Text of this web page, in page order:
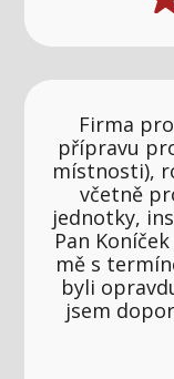
Firma
přípravu
místnosti),
včetně
jednotky,
Pan
mě s
byli
jsem